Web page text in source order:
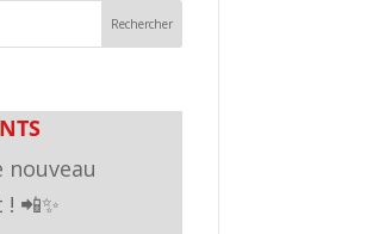
nouveau
📲✨